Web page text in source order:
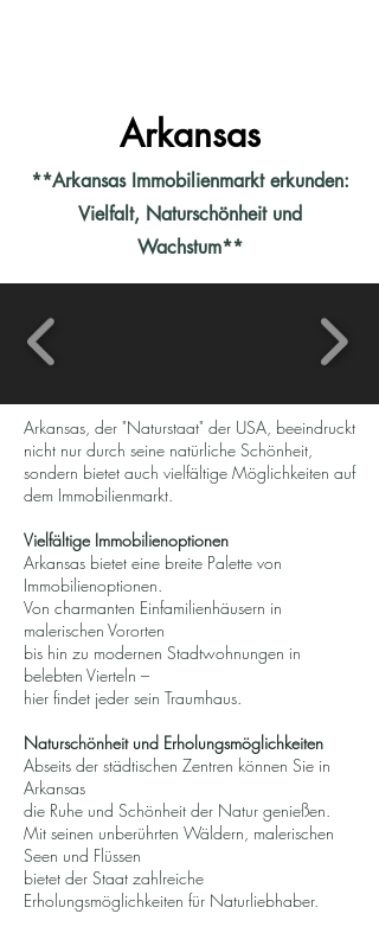
Arkansas
**Arkansas Immobilienmarkt erkunden:
Vielfalt, Naturschönheit und
Wachstum**
Arkansas, der "Naturstaat" der USA, beeindruckt
nicht nur durch seine natürliche Schönheit,
sondern bietet auch vielfältige Möglichkeiten auf
dem Immobilienmarkt.
Vielfältige Immobilienoptionen
Arkansas bietet eine breite Palette von
Immobilienoptionen.
Von charmanten Einfamilienhäusern in
malerischen Vororten
bis hin zu modernen Stadtwohnungen in
belebten Vierteln –
hier findet jeder sein Traumhaus.
Naturschönheit und Erholungsmöglichkeiten
Abseits der städtischen Zentren können Sie in
Arkansas
die Ruhe und Schönheit der Natur genießen.
Mit seinen unberührten Wäldern, malerischen
Seen und Flüssen
bietet der Staat zahlreiche
Erholungsmöglichkeiten für Naturliebhaber.